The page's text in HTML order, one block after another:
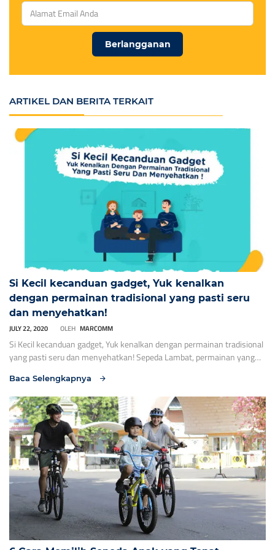
Berlangganan
ARTIKEL DAN BERITA TERKAIT
Si Kecil kecanduan gadget, Yuk kenalkan
dengan permainan tradisional yang pasti seru
dan menyehatkan!
JULY 22, 2020 OLEH MARCOMM
Si Kecil kecanduan gadget, Yuk kenalkan dengan permainan tradisional
yang pasti seru dan menyehatkan! Sepeda Lambat, permainan yang
orang dengan mencari peserta yang paling akhir mencapai garis finish
ialah pemenangnya. Tantangan memainkan permainan ini ialah
mejaga keseimbangan karena mengayuh sepeda semakin lambat, bila
kaki pemain menyentuh […]
Baca Selengkapnya